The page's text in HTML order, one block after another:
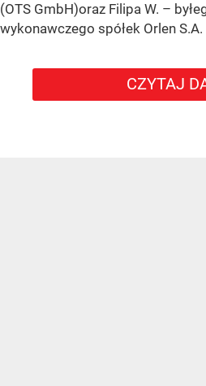
(OTS GmbH)oraz Filipa W. –
wykonawczego spółek Orlen S.A.
CZYTAJ